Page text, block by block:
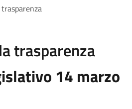
trasparenza
14 marzo